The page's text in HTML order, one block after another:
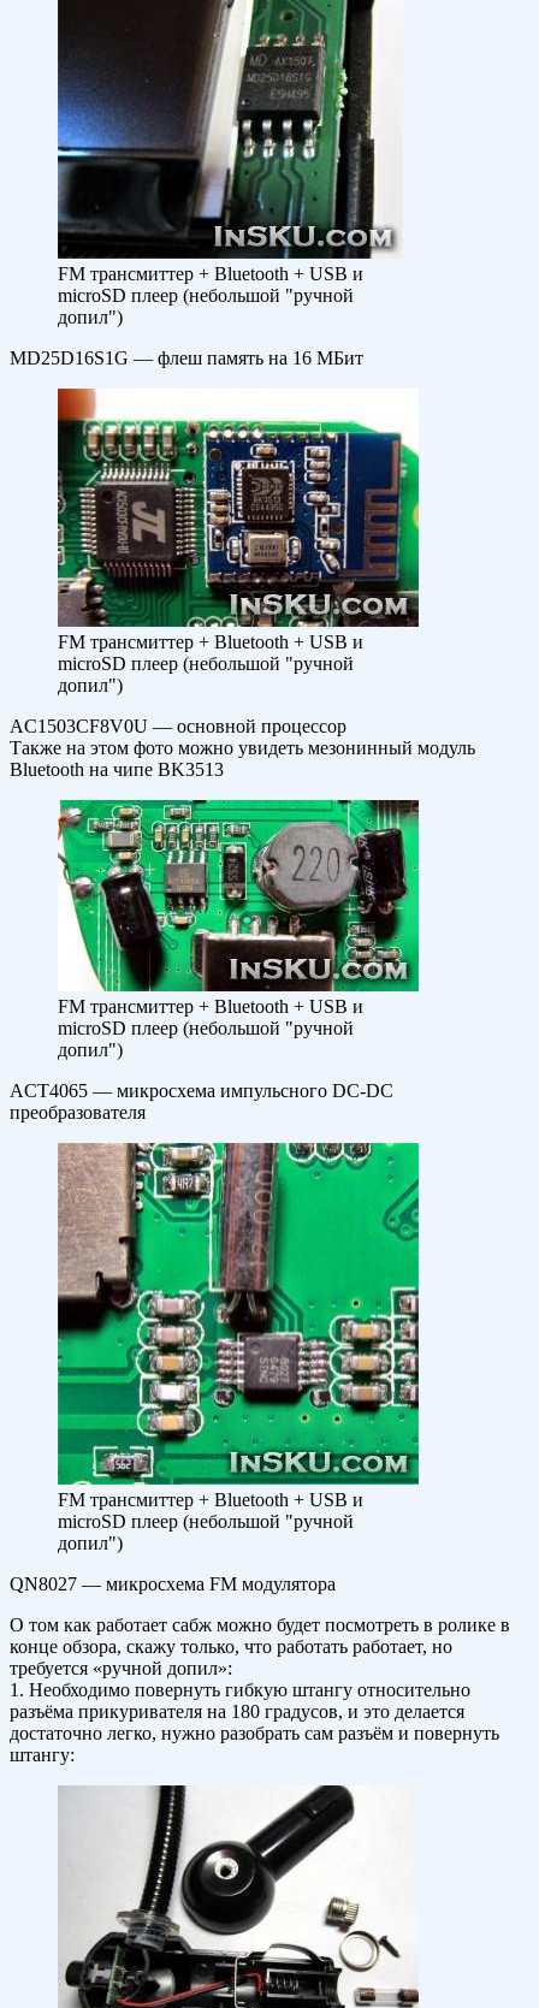
FM трансмиттер + Bluetooth + USB и
microSD плеер (небольшой "ручной
допил")
MD25D16S1G — флеш память на 16 МБит
FM трансмиттер + Bluetooth + USB и
microSD плеер (небольшой "ручной
допил")
AC1503CF8V0U — основной процессор
Также на этом фото можно увидеть мезонинный модуль
Bluetooth на чипе BK3513
FM трансмиттер + Bluetooth + USB и
microSD плеер (небольшой "ручной
допил")
ACT4065 — микросхема импульсного DC-DC
преобразователя
FM трансмиттер + Bluetooth + USB и
microSD плеер (небольшой "ручной
допил")
QN8027 — микросхема FM модулятора
О том как работает сабж можно будет посмотреть в ролике в
конце обзора, скажу только, что работать работает, но
требуется «ручной допил»:
1. Необходимо повернуть гибкую штангу относительно
разъёма прикуривателя на 180 градусов, и это делается
достаточно легко, нужно разобрать сам разъём и повернуть
штангу: